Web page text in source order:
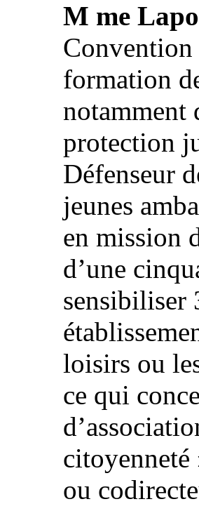
M me
Convention
formation
notamment
protection
Défenseur
jeunes
en mission
d’une
sensibiliser
loisirs ou
ce qui
citoyenneté
ou